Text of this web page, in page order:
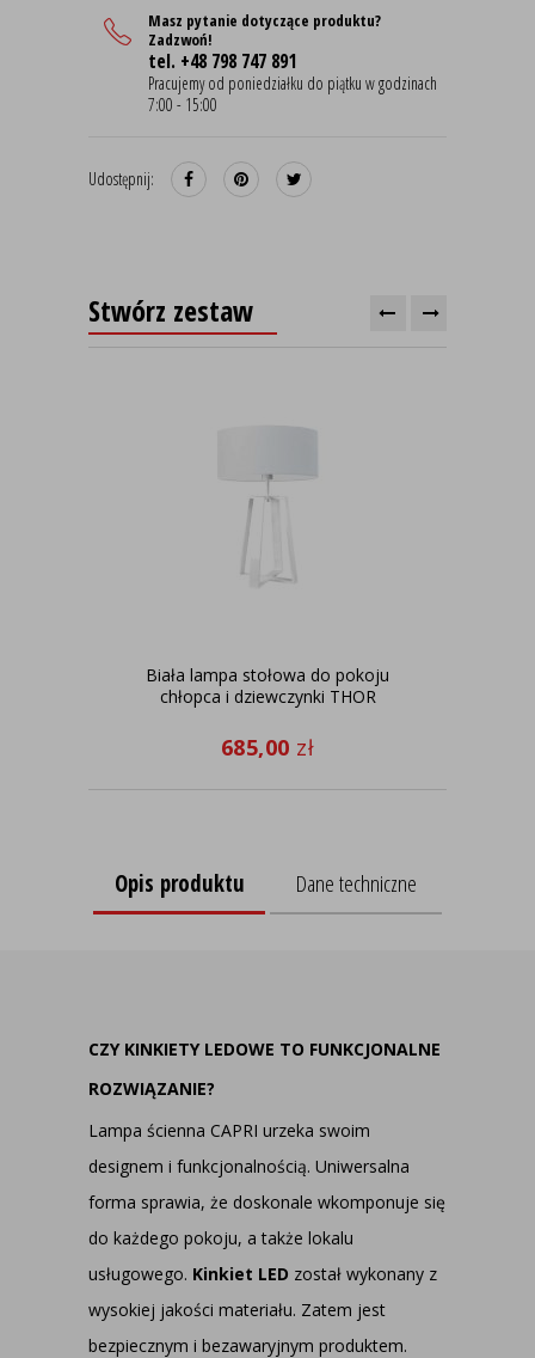
Masz pytanie dotyczące produktu?
Zadzwoń!
tel. +48 798 747 891
Pracujemy od poniedziałku do piątku w godzinach
7:00 - 15:00
Udostępnij:
Stwórz zestaw
Biała lampa stołowa do pokoju
chłopca i dziewczynki THOR
685,00 zł
Opis produktu Dane techniczne
CZY KINKIETY LEDOWE TO FUNKCJONALNE
ROZWIĄZANIE?
Lampa ścienna CAPRI urzeka swoim
designem i funkcjonalnością. Uniwersalna
forma sprawia, że doskonale wkomponuje się
do każdego pokoju, a także lokalu
usługowego. Kinkiet LED został wykonany z
wysokiej jakości materiału. Zatem jest
bezpiecznym i bezawaryjnym produktem.